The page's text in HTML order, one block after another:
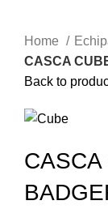
Home
CASCA
Back to